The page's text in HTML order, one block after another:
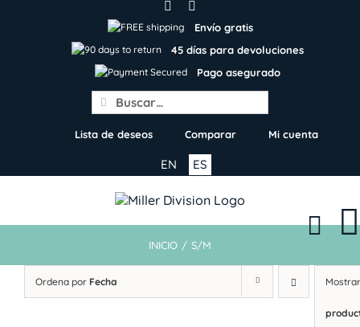
Envío gratis
45 días para devoluciones
Pago asegurado
Search
for:
Lista de deseos Comparar Mi cuenta
ES
EN
INICIO / S/M
Ordena por Fecha